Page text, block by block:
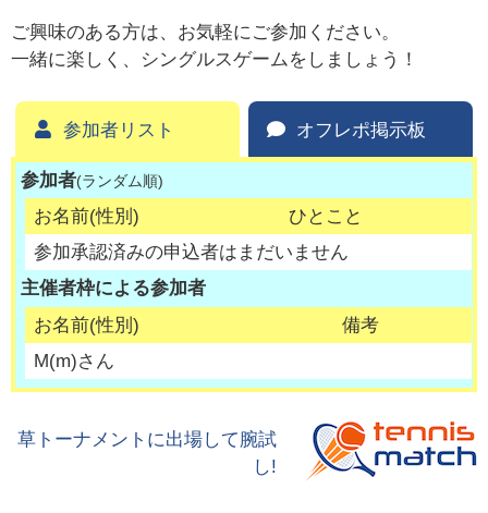
ご興味のある方は、お気軽にご参加ください。
一緒に楽しく、シングルスゲームをしましょう！
参加者リスト オフレポ掲示板
参加者(ランダム順)
お名前(性別)
ひとこと
参加承認済みの申込者はまだいません
主催者枠による参加者
お名前(性別)
備考
M(m)さん
草トーナメントに出場して腕試
し!